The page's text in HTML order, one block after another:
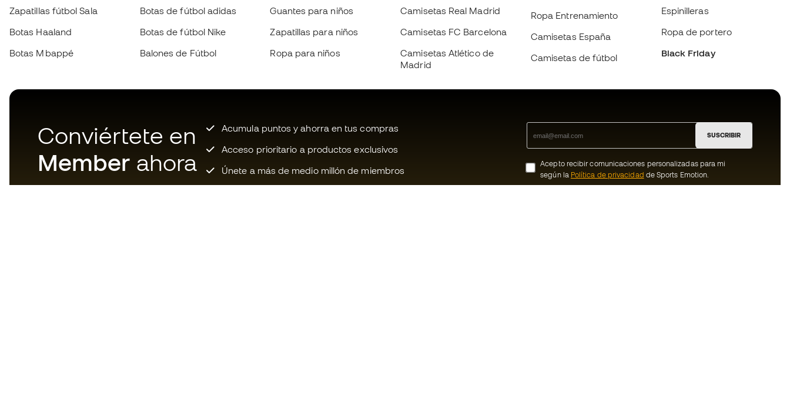
Zapatillas fútbol Sala
Botas Haaland
Botas Mbappé
Botas de fútbol adidas
Botas de fútbol Nike
Balones de Fútbol
Guantes para niños
Zapatillas para niños
Ropa para niños
Camisetas Real Madrid
Camisetas FC Barcelona
Camisetas Atlético de
Madrid
Ropa Entrenamiento
Camisetas España
Camisetas de fútbol
Espinilleras
Ropa de portero
Black Friday
Conviértete en
Member ahora
Acumula puntos y ahorra en tus compras
Acceso prioritario a productos exclusivos
Únete a más de medio millón de miembros
SUSCRIBIR
Acepto recibir comunicaciones personalizadas para mi
según la Política de privacidad de Sports Emotion.